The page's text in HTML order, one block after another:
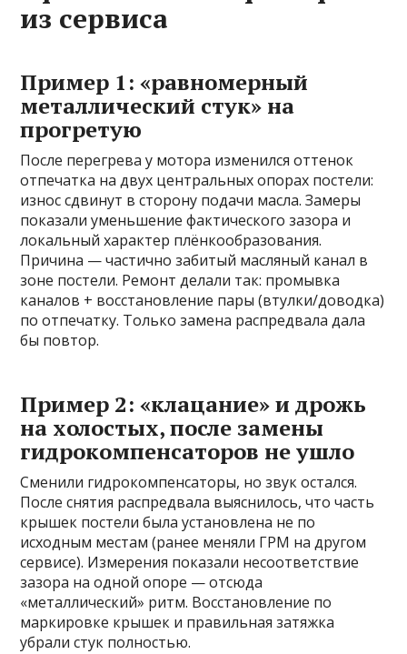
из сервиса
Пример 1: «равномерный
металлический стук» на
прогретую
После перегрева у мотора изменился оттенок
отпечатка на двух центральных опорах постели:
износ сдвинут в сторону подачи масла. Замеры
показали уменьшение фактического зазора и
локальный характер плёнкообразования.
Причина — частично забитый масляный канал в
зоне постели. Ремонт делали так: промывка
каналов + восстановление пары (втулки/доводка)
по отпечатку. Только замена распредвала дала
бы повтор.
Пример 2: «клацание» и дрожь
на холостых, после замены
гидрокомпенсаторов не ушло
Сменили гидрокомпенсаторы, но звук остался.
После снятия распредвала выяснилось, что часть
крышек постели была установлена не по
исходным местам (ранее меняли ГРМ на другом
сервисе). Измерения показали несоответствие
зазора на одной опоре — отсюда
«металлический» ритм. Восстановление по
маркировке крышек и правильная затяжка
убрали стук полностью.